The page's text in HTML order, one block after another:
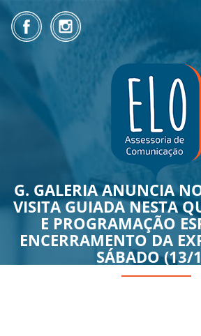
G. GALERIA ANUNCIA
VISITA GUIADA NESTA
E PROGRAMAÇÃO
ENCERRAMENTO DA
SÁBADO (13/